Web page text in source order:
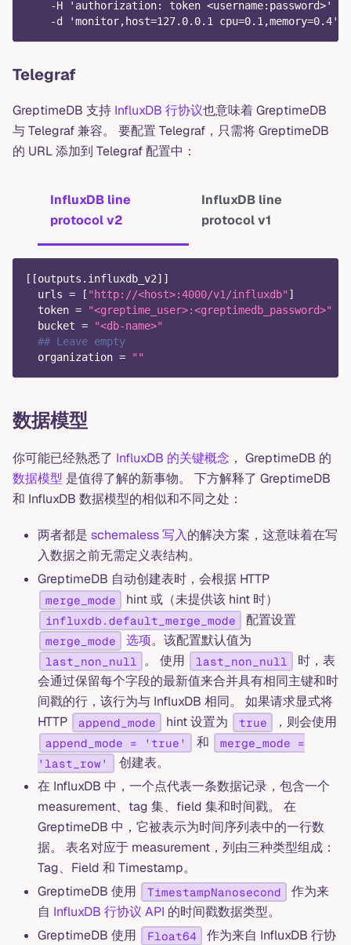
    -H 'authorization: token <username:password>' \
    -d 'monitor,host=127.0.0.1 cpu=0.1,memory=0.4'
Telegraf
GreptimeDB 支持 InfluxDB 行协议也意味着 GreptimeDB
与 Telegraf 兼容。 要配置 Telegraf，只需将 GreptimeDB
的 URL 添加到 Telegraf 配置中：
InfluxDB line
protocol v2
InfluxDB line
protocol v1
[ [outputs.influxdb_v2] ]
urls = [ "http://<host>:4000/v1/influxdb" ]
token =
"<greptime_user>:<greptimedb_password>"
bucket =
"<db-name>"
## Leave empty
organization = ""
数据模型
你可能已经熟悉了 InfluxDB 的关键概念 ， GreptimeDB 的
数据模型 是值得了解的新事物。 下方解释了 GreptimeDB
和 InfluxDB 数据模型的相似和不同之处：
两者都是 schemaless 写入的解决方案，这意味着在写
入数据之前无需定义表结构。
GreptimeDB 自动创建表时，会根据 HTTP
merge_mode hint 或（未提供该 hint 时）
influxdb.default_merge_mode 配置设置
merge_mode 选项。该配置默认值为
last_non_null 。 使用 last_non_null
时，表
会通过保留每个字段的最新值来合并具有相同主键和时
间戳的行，该行为与 InfluxDB 相同。 如果请求显式将
HTTP
append_mode hint 设置为 true ，则会使用
append_mode = 'true' 和
merge_mode =
'last_row'
创建表。
在 InfluxDB 中，一个点代表一条数据记录，包含一个
measurement、tag 集、field 集和时间戳。 在
GreptimeDB 中，它被表示为时间序列表中的一行数
据。 表名对应于 measurement，列由三种类型组成：
Tag、Field 和 Timestamp。
GreptimeDB 使用
TimestampNanosecond
作为来
自 InfluxDB 行协议 API 的时间戳数据类型。
GreptimeDB 使用
Float64
作为来自 InfluxDB 行协